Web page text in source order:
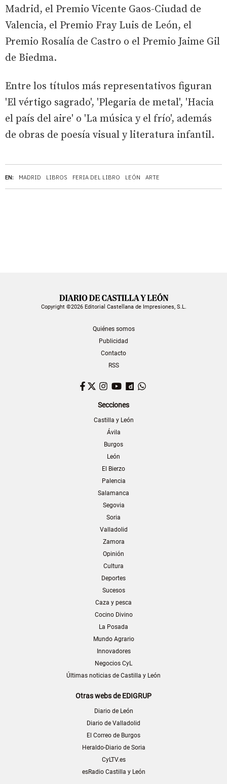
EN: MADRID LIBROS FERIA DEL LIBRO LEÓN ARTE
Madrid, el Premio Vicente Gaos-Ciudad de
Valencia, el Premio Fray Luis de León, el
Premio Rosalía de Castro o el Premio Jaime Gil
de Biedma.
Entre los títulos más representativos figuran
'El vértigo sagrado', 'Plegaria de metal', 'Hacia
el país del aire' o 'La música y el frío', además
de obras de poesía visual y literatura infantil.
Copyright ©2026 Editorial Castellana de Impresiones, S.L.
Quiénes somos
Publicidad
Contacto
RSS
Facebook
TwitterInstagram
YouTubeDailymotion
Secciones
Castilla y León
Ávila
Burgos
León
El Bierzo
Palencia
Salamanca
Segovia
Soria
Valladolid
Zamora
Opinión
Cultura
Deportes
Sucesos
Caza y pesca
Cocino Divino
La Posada
Mundo Agrario
Innovadores
Negocios CyL
Últimas noticias de Castilla y León
Otras webs de EDIGRUP
Diario de León
Diario de Valladolid
El Correo de Burgos
Heraldo-Diario de Soria
CyLTV.es
esRadio Castilla y León